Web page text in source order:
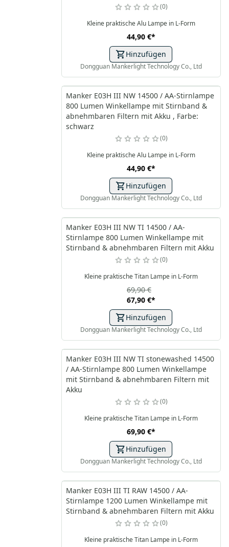
0
Kleine praktische Alu Lampe in L-Form
44,90 €*
Hinzufügen
Dongguan Mankerlight Technology Co., Ltd
Manker E03H III NW 14500 / AA-Stirnlampe
800 Lumen Winkellampe mit Stirnband &
abnehmbaren Filtern mit Akku , Farbe:
schwarz
0
Kleine praktische Alu Lampe in L-Form
44,90 €*
Hinzufügen
Dongguan Mankerlight Technology Co., Ltd
Manker E03H III NW TI 14500 / AA-
Stirnlampe 800 Lumen Winkellampe mit
Stirnband & abnehmbaren Filtern mit Akku
0
Kleine praktische Titan Lampe in L-Form
67,90 €*
69,90 €
Hinzufügen
Dongguan Mankerlight Technology Co., Ltd
Manker E03H III NW TI stonewashed 14500
/ AA-Stirnlampe 800 Lumen Winkellampe
mit Stirnband & abnehmbaren Filtern mit
Akku
0
Kleine praktische Titan Lampe in L-Form
69,90 €*
Hinzufügen
Dongguan Mankerlight Technology Co., Ltd
Manker E03H III TI RAW 14500 / AA-
Stirnlampe 1200 Lumen Winkellampe mit
Stirnband & abnehmbaren Filtern mit Akku
0
Kleine praktische Titan Lampe in L-Form